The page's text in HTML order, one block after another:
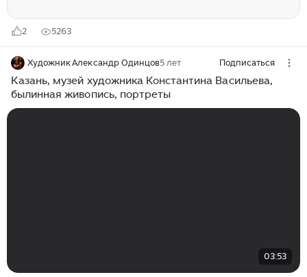
2 5263
Художник Александр Одинцов5 лет Подписаться
Казань, музей художника Константина Васильева,
былинная живопись, портреты
03:53